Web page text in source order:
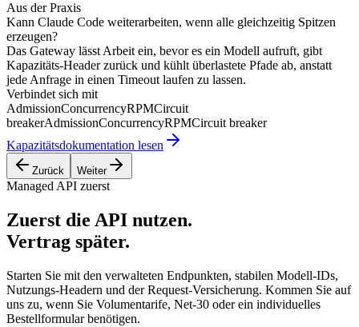
Aus der Praxis
Kann Claude Code weiterarbeiten, wenn alle gleichzeitig Spitzen
erzeugen?
Das Gateway lässt Arbeit ein, bevor es ein Modell aufruft, gibt
Kapazitäts-Header zurück und kühlt überlastete Pfade ab, anstatt
jede Anfrage in einen Timeout laufen zu lassen.
Verbindet sich mit
AdmissionConcurrencyRPMCircuit
breakerAdmissionConcurrencyRPMCircuit breaker
Kapazitätsdokumentation lesen
Zurück Weiter
Managed API zuerst
Zuerst die API nutzen.
Vertrag später.
Starten Sie mit den verwalteten Endpunkten, stabilen Modell-IDs,
Nutzungs-Headern und der Request-Versicherung. Kommen Sie auf
uns zu, wenn Sie Volumentarife, Net-30 oder ein individuelles
Bestellformular benötigen.